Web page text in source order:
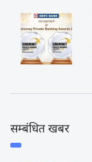
सम्बंधित खबर